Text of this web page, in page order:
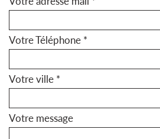
Votre Téléphone *
Votre ville *
Votre message